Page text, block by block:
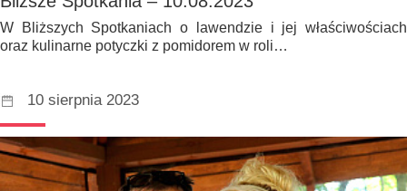
W Bliższych Spotkaniach o lawendzie i jej właściwościach
oraz kulinarne potyczki z pomidorem w roli…
10 sierpnia 2023